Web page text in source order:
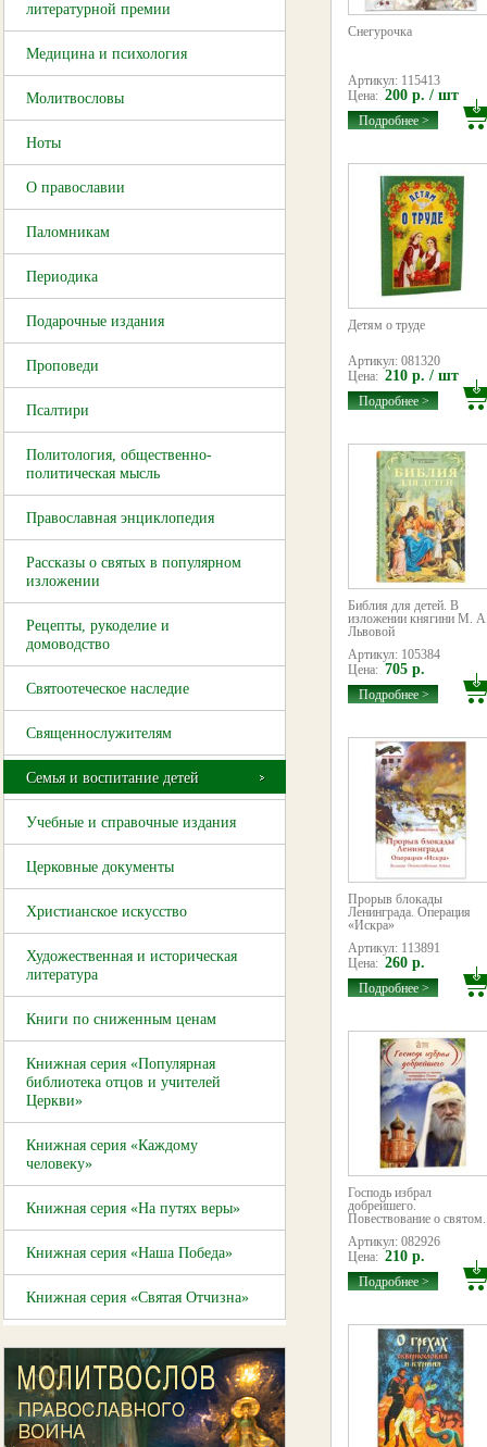
литературной премии
Медицина и психология
Молитвословы
Ноты
О православии
Паломникам
Периодика
Подарочные издания
Проповеди
Псалтири
Политология, общественно-
политическая мысль
Православная энциклопедия
Рассказы о святых в популярном
изложении
Рецепты, рукоделие и
домоводство
Святоотеческое наследие
Священнослужителям
Семья и воспитание детей
Учебные и справочные издания
Церковные документы
Христианское искусство
Художественная и историческая
литература
Книги по сниженным ценам
Книжная серия «Популярная
библиотека отцов и учителей
Церкви»
Книжная серия «Каждому
человеку»
Книжная серия «На путях веры»
Книжная серия «Наша Победа»
Книжная серия «Святая Отчизна»
Снегурочка
Артикул: 115413
Цена: 200 р. / шт
Подробнее >
Детям о труде
Артикул: 081320
Цена: 210 р. / шт
Подробнее >
Библия для детей. В
изложении княгини М.
Львовой
Артикул: 105384
Цена: 705 р.
Подробнее >
Прорыв блокады
Ленинграда. Операция
«Искра»
Артикул: 113891
Цена: 260 р.
Подробнее >
Господь избрал
добрейшего.
Повествование о
Артикул: 082926
Цена: 210 р.
Подробнее >